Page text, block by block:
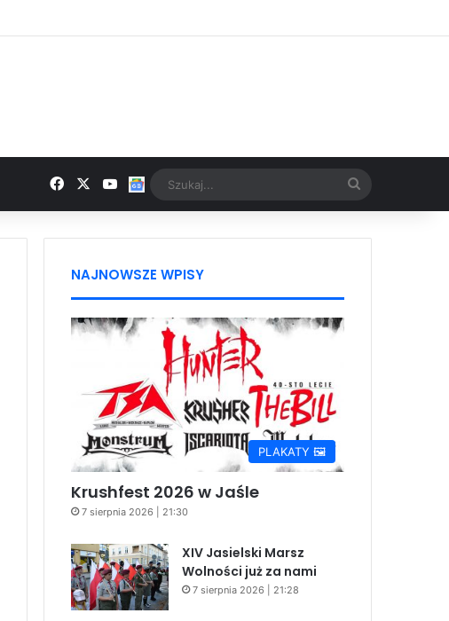
FacebookYouTubeGoogle News
NAJNOWSZE WPISY
PLAKATY 🖼️
Krushfest 2026 w Jaśle
7 sierpnia 2026 | 21:30
XIV Jasielski Marsz
Wolności już za nami
7 sierpnia 2026 | 21:28